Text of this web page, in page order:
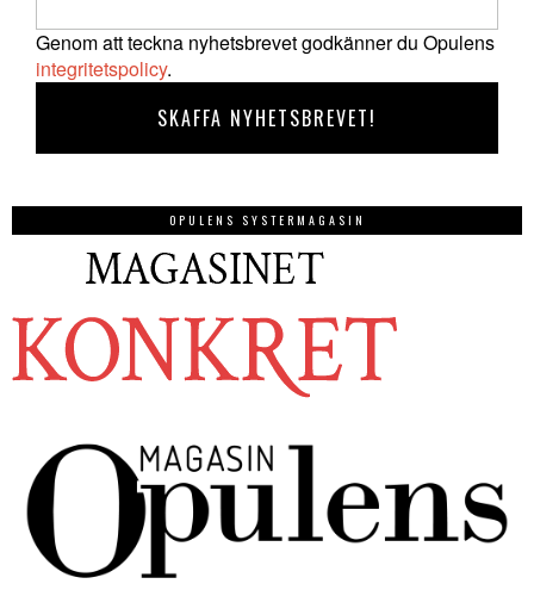
Genom att teckna nyhetsbrevet godkänner du Opulens
integritetspolicy.
OPULENS SYSTERMAGASIN